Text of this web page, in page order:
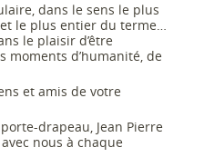
dans le sens le plus
le plus entier du terme…
le plaisir d’être
moments d’humanité, de
et amis de votre
drapeau, Jean Pierre
nous à chaque